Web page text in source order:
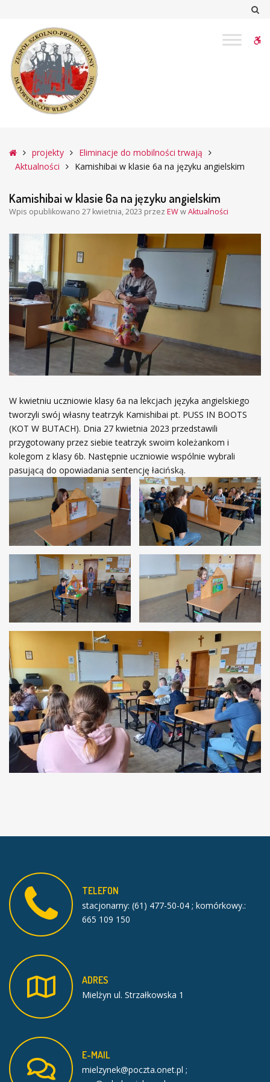
klasie
języku
angielskim
Głównaprojekty
Eliminacje do mobilności trwają
Aktualności
Kamishibai w klasie 6a na języku angielskim
Kamishibai w klasie 6a na języku angielskim
Wpis opublikowano 27 kwietnia, 2023 przez EWwAktualności
W kwietniu uczniowie klasy 6a na lekcjach języka angielskiego
tworzyli swój własny teatrzyk Kamishibai pt. PUSS IN BOOTS
(KOT W BUTACH). Dnia 27 kwietnia 2023 przedstawili
przygotowany przez siebie teatrzyk swoim koleżankom i
kolegom z klasy 6b. Następnie uczniowie wspólnie wybrali
pasującą do opowiadania sentencję łacińską.
TELEFON
stacjonarny: (61) 477-50-04 ; komórkowy.:
665 109 150
ADRES
Mielżyn ul. Strzałkowska 1
E-MAIL
mielzynek@poczta.onet.pl ;